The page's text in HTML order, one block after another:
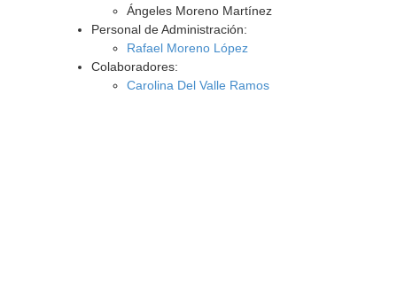
Ángeles Moreno Martínez
Personal de Administración:
Rafael Moreno López
Colaboradores:
Carolina Del Valle Ramos